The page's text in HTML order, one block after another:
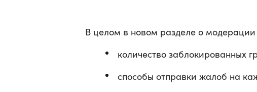
В целом в новом разделе о модерации
количество заблокированных
способы отправки жалоб на